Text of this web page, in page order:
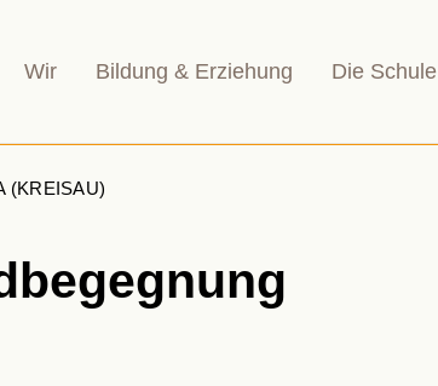
Wir Bildung & Erziehung Die Schule
(KREISAU)